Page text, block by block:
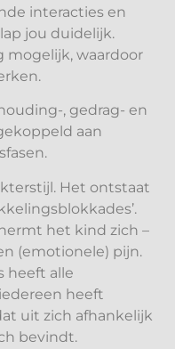
interacties en
jou duidelijk.
mogelijk, waardoor
, gedrag- en
aan
Het ontstaat
het kind zich –
(emotionele) pijn.
heeft alle
heeft
uit zich afhankelijk
bevindt.